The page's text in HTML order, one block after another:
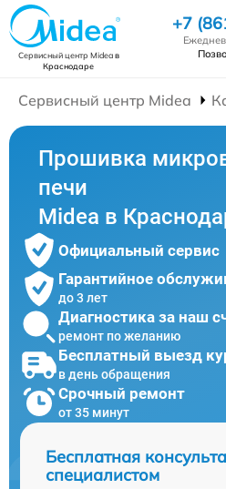
Сервисный центр Mideaв
Краснодаре
+7
Сервисный центр Midea
Прошивка
печи
Midea в
Официальный сервис
Гарантийное
до 3 лет
Диагностика за наш
ремонт по желанию
Бесплатный выезд
в день обращения
Срочный ремонт
от 35 минут
Бесплатная
специалистом